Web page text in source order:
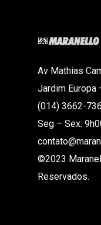
Av Mathias
Jardim Europa
(014) 3662-
Seg – Sex:
©2023
Reservados.